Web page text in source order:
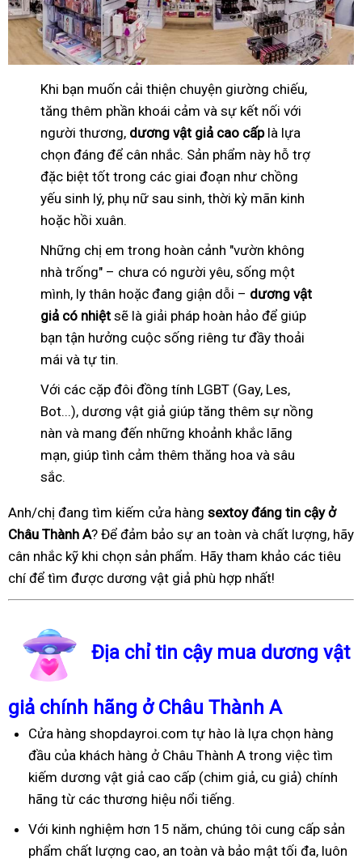
Khi bạn muốn cải thiện chuyện giường chiếu,
tăng thêm phần khoái cảm và sự kết nối với
người thương, dương vật giả cao cấplà lựa
chọn đáng để cân nhắc. Sản phẩm này hỗ trợ
đặc biệt tốt trong các giai đoạn như chồng
yếu sinh lý, phụ nữ sau sinh, thời kỳ mãn kinh
hoặc hồi xuân.
Những chị em trong hoàn cảnh "vườn không
nhà trống" – chưa có người yêu, sống một
mình, ly thân hoặc đang giận dỗi – dương vật
giả có nhiệt sẽ là giải pháp hoàn hảo để giúp
bạn tận hưởng cuộc sống riêng tư đầy thoải
mái và tự tin.
Với các cặp đôi đồng tính LGBT (Gay, Les,
Bot...), dương vật giả giúp tăng thêm sự nồng
nàn và mang đến những khoảnh khắc lãng
mạn, giúp tình cảm thêm thăng hoa và sâu
sắc.
Anh/chị đang tìm kiếm cửa hàng sextoy đáng tin cậy ở
Châu Thành A? Để đảm bảo sự an toàn và chất lượng, hãy
cân nhắc kỹ khi chọn sản phẩm. Hãy tham khảo các tiêu
chí để tìm được dương vật giả phù hợp nhất!
Địa chỉ tin cậy mua dương vật
giả chính hãng ở Châu Thành A
Cửa hàng shopdayroi.com tự hào là lựa chọn hàng
đầu của khách hàng ở Châu Thành A trong việc tìm
kiếm dương vật giả cao cấp (chim giả, cu giả) chính
hãng từ các thương hiệu nổi tiếng.
Với kinh nghiệm hơn 15 năm, chúng tôi cung cấp sản
phẩm chất lượng cao, an toàn và bảo mật tối đa, luôn